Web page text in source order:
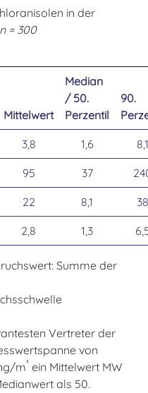
in der
n = 300
Mittelwert
Median
/ 50.
Perzentil
90.
3,8 1,6 8,1
95 37
22 8,1 38
2,8 1,3
Summe der
Vertreter der
von
m³ ein Mittelwert MW
als 50.